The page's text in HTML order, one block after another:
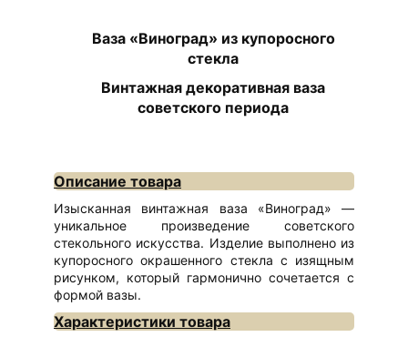
Ваза «Виноград» из купоросного
стекла
Винтажная декоративная ваза
советского периода
Описание товара
Изысканная винтажная ваза «Виноград» —
уникальное произведение советского
стекольного искусства. Изделие выполнено из
купоросного окрашенного стекла с изящным
рисунком, который гармонично сочетается с
формой вазы.
Характеристики товара